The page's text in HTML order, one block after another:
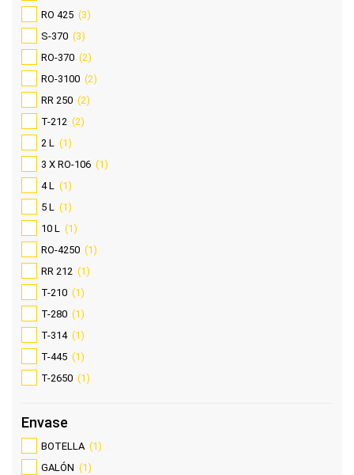
RO 425 (3)
S-370 (3)
RO-370 (2)
RO-3100 (2)
RR 250 (2)
T-212 (2)
2 L (1)
3 X RO-106 (1)
4 L (1)
5 L (1)
10 L (1)
RO-4250 (1)
RR 212 (1)
T-210 (1)
T-280 (1)
T-314 (1)
T-445 (1)
T-2650 (1)
Envase
BOTELLA (1)
GALÓN (1)